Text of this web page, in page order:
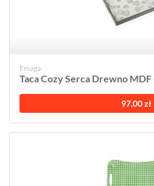
Emaga
Taca Cozy Serca Drewno MDF
97,00 zł